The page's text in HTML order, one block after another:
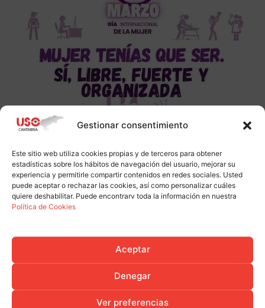
Gestionar consentimiento
Este sitio web utiliza cookies propias y de terceros para obtener
estadísticas sobre los hábitos de navegación del usuario, mejorar su
experiencia y permitirle compartir contenidos en redes sociales. Usted
puede aceptar o rechazar las cookies, así como personalizar cuáles
quiere deshabilitar. Puede encontrarv toda la información en nuestra
Política de Cookies
Aceptar
Denegar
Ver preferencias